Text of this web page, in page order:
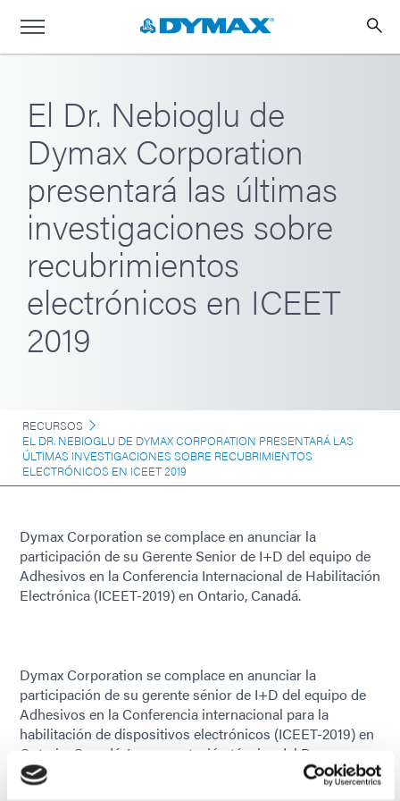
El Dr. Nebioglu de
Dymax Corporation
presentará las últimas
investigaciones sobre
recubrimientos
electrónicos en ICEET
2019
RECURSOS
EL DR. NEBIOGLU DE DYMAX CORPORATION PRESENTARÁ LAS
ÚLTIMAS INVESTIGACIONES SOBRE RECUBRIMIENTOS
ELECTRÓNICOS EN ICEET 2019
Dymax Corporation se complace en anunciar la
participación de su Gerente Senior de I+D del equipo de
Adhesivos en la Conferencia Internacional de Habilitación
Electrónica (ICEET-2019) en Ontario, Canadá.
Dymax Corporation se complace en anunciar la
participación de su gerente sénior de I+D del equipo de
Adhesivos en la Conferencia internacional para la
habilitación de dispositivos electrónicos (ICEET-2019) en
Ontario, Canadá. La presentación técnica del Dr.
Nebioglu, “ Recubrimiento conformado automotriz de
alto rendimiento, curable con luz y humedad, de doble